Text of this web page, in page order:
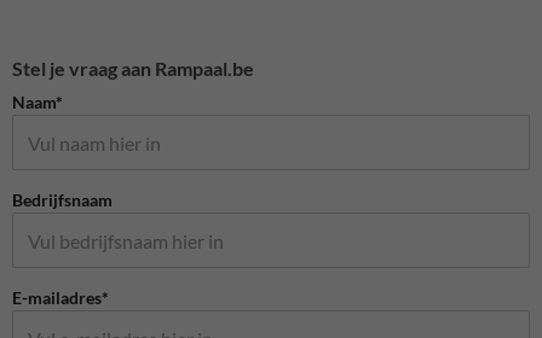
Stel je vraag aan Rampaal.be
Naam*
Bedrijfsnaam
E-mailadres*